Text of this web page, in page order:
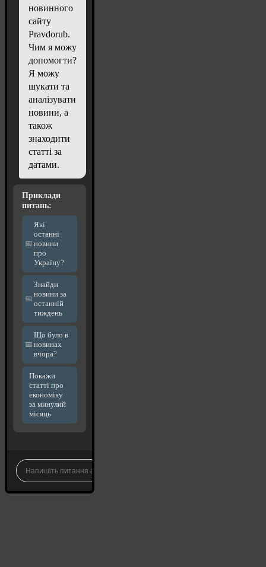
новинного
сайту
Pravdorub.
Чим я можу
допомогти?
Я можу
шукати та
аналізувати
новини, а
також
знаходити
статті за
датами.
Приклади
питань:
Які
останні
новини
про
Україну?
Знайди
новини за
останній
тиждень
Що було в
новинах
вчора?
Покажи
статті про
економіку
за минулий
місяць